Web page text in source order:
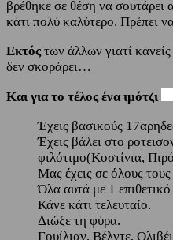
βρέθηκε σε θέση να σουτάρει
κάτι πολύ καλύτερο. Πρέπει
Εκτός των άλλων γιατί
δεν σκοράρει…
Και για το τέλος ένα ιμότζι
Έχεις βασικούς
Έχεις βάλει στο
φιλότιμο(Κοστίνια,
Μας έχεις σε όλους
Όλα αυτά με 1 επιθετικό
Κάνε κάτι τελευταίο.
Διώξε τη φύρα.
Γουίλιαν, Βέλντε,